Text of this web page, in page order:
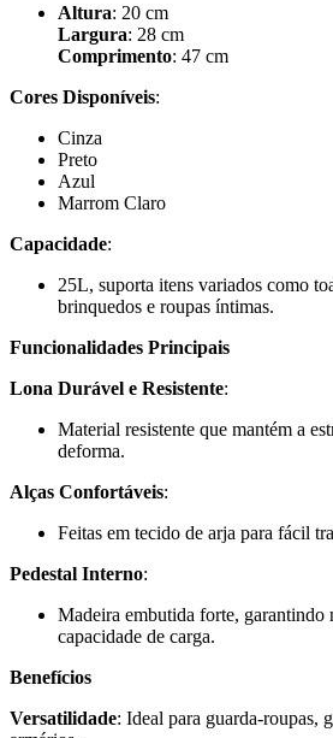
Altura: 20 cm
Largura: 28 cm
Comprimento: 47 cm
Cores Disponíveis:
Cinza
Preto
Azul
Marrom Claro
Capacidade:
25L, suporta itens variados como
brinquedos e roupas íntimas.
Funcionalidades Principais
Lona Durável e Resistente:
Material resistente que mantém a
deforma.
Alças Confortáveis:
Feitas em tecido de arja para fácil
Pedestal Interno:
Madeira embutida forte, garantindo
capacidade de carga.
Benefícios
Versatilidade: Ideal para guarda-roupas,